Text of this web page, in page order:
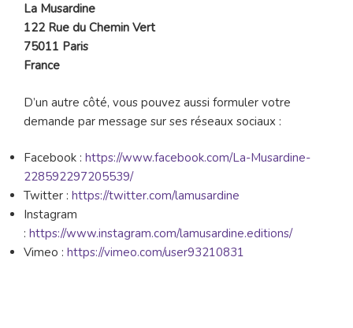
La Musardine
122 Rue du Chemin Vert
75011 Paris
France
D’un autre côté, vous pouvez aussi formuler votre
demande par message sur ses réseaux sociaux :
Facebook : https://www.facebook.com/La-Musardine-
228592297205539/
Twitter : https://twitter.com/lamusardine
Instagram
: https://www.instagram.com/lamusardine.editions/
Vimeo : https://vimeo.com/user93210831